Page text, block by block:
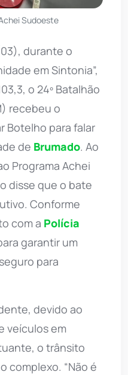
Sudoeste
durante o
em Sintonia”,
o 24º Batalhão
recebeu o
Botelho para falar
de Brumado. Ao
Programa Achei
disse que o bate
Conforme
com a Polícia
garantir um
para
devido ao
veículos em
o trânsito
complexo. “Não é